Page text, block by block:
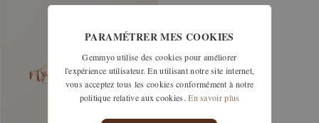
PARAMÉTRER MES COOKIES
Gemmyo utilise des cookies pour améliorer
l'expérience utilisateur. En utilisant notre site internet,
vous acceptez tous les cookies conformément à notre
politique relative aux cookies. En savoir plus